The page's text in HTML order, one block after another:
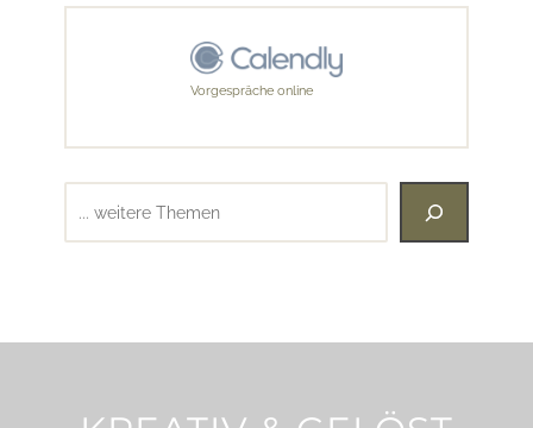
Vorgespräche online